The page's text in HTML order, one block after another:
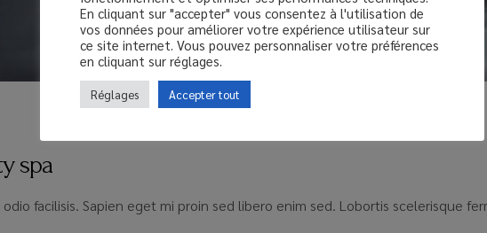
spa
facilisis. Sapien eget mi proin sed libero enim sed. Lobortis scelerisque
En cliquant sur "accepter" vous consentez à l'utilisation de
vos données pour améliorer votre expérience utilisateur sur
ce site internet. Vous pouvez personnaliser votre préférences
en cliquant sur réglages.
Réglages Accepter tout